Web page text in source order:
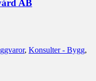
AB
, Konsulter - Bygg,